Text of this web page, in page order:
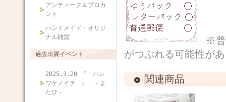
アンティーク＆ブロカ
ント
ハンドメイド・オリジ
ナル雑貨
過去出展イベント
2025.3.20 『 ハレ
ワケノイチ 』 －よ
たび－
※普
がつぶれる可能性が
関連商品